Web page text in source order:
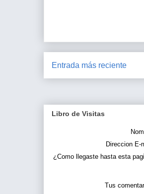
Entrada más reciente
Libro de Visitas
Direccion E-
¿Como llegaste hasta esta
Tus